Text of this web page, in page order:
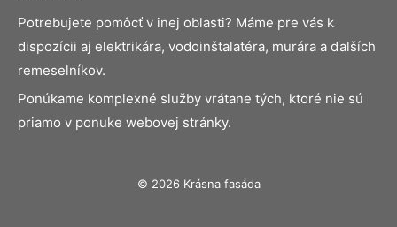
Potrebujete pomôcť v inej oblasti? Máme pre vás k
dispozícii aj elektrikára, vodoinštalatéra, murára a ďalších
remeselníkov.
Ponúkame komplexné služby vrátane tých, ktoré nie sú
priamo v ponuke webovej stránky.
© 2026 Krásna fasáda